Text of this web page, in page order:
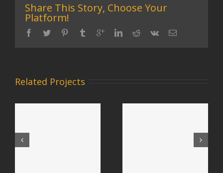
Share This Story, Choose Your
Platform!
Related Projects
Canada